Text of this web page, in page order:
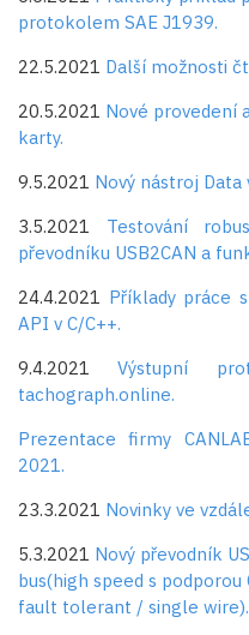
protokolem SAE J1939.
22.5.2021 Další možnosti
20.5.2021 Nové provedení
karty.
9.5.2021 Nový nástroj Data
3.5.2021 Testování
převodníku USB2CAN a
24.4.2021 Příklady práce
API v C/C++.
9.4.2021 Výstupní
tachograph.online.
Prezentace firmy
2021.
23.3.2021 Novinky ve
5.3.2021 Nový převodník
bus(high speed s podporou
fault tolerant / single wire).